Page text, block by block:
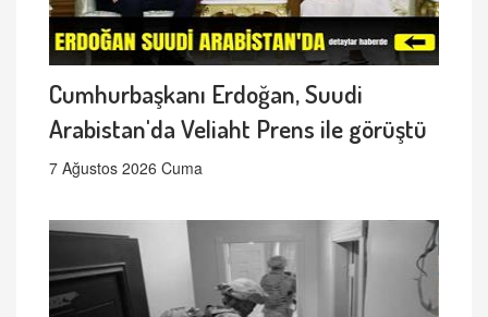
Cumhurbaşkanı Erdoğan, Suudi
Arabistan'da Veliaht Prens ile görüştü
7 Ağustos 2026 Cuma